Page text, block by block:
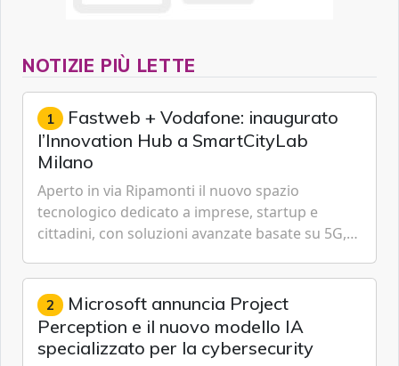
NOTIZIE PIÙ LETTE
1 Fastweb + Vodafone: inaugurato
l’Innovation Hub a SmartCityLab
Milano
Aperto in via Ripamonti il nuovo spazio
tecnologico dedicato a imprese, startup e
cittadini, con soluzioni avanzate basate su 5G,
Cybersecurity.
2 Microsoft annuncia Project
Perception e il nuovo modello IA
specializzato per la cybersecurity